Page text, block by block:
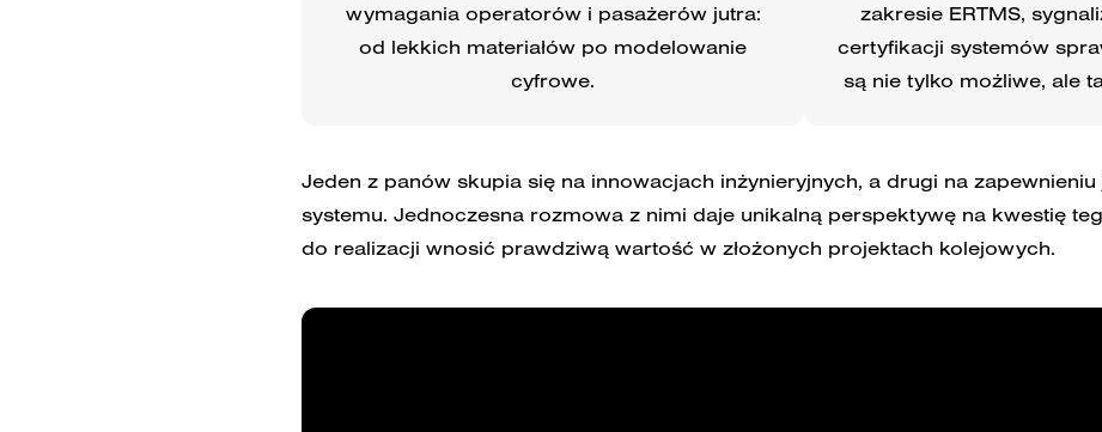
wymagania operatorów i pasażerów jutra:
od lekkich materiałów po modelowanie
cyfrowe.
zakresie ERTMS,
certyfikacji systemów
są nie tylko możliwe, ale
Jeden z panów skupia się na innowacjach inżynieryjnych, a drugi na
systemu. Jednoczesna rozmowa z nimi daje unikalną perspektywę na kwestię
do realizacji wnosić prawdziwą wartość w złożonych projektach kolejowych.